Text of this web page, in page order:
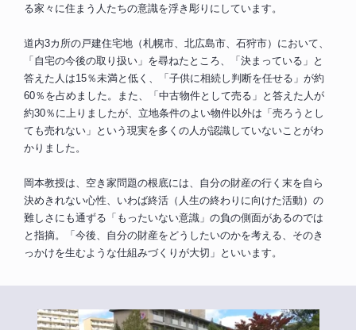
る家々に住まう人たちの意識を浮き彫りにしています。
道内3カ所の戸建住宅地（札幌市、北広島市、石狩市）において、
「自宅の今後の取り扱い」を尋ねたところ、「決まっている」と
答えた人は15％未満と低く、「子供に相続し判断を任せる」が約
60％を占めました。また、「中古物件として売る」と答えた人が
約30％に上りましたが、立地条件のよい物件以外は「売ろうとし
ても売れない」という現実を多くの人が認識していないことがわ
かりました。
岡本教授は、空き家問題の根底には、自分の財産の行く末を自ら
決めきれない心性、いわば終活（人生の終わりに向けた活動）の
難しさにも通ずる「もったいない意識」の負の側面があるのでは
と指摘。「今後、自分の財産をどうしたいのかを考える、そのき
っかけを生むような仕組みづくりが大切」といいます。